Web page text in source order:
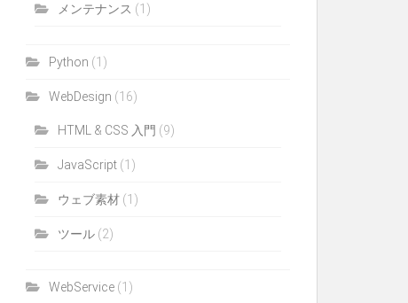
メンテナンス (1)
Python (1)
WebDesign (16)
HTML & CSS 入門 (9)
JavaScript (1)
ウェブ素材 (1)
ツール (2)
WebService (1)